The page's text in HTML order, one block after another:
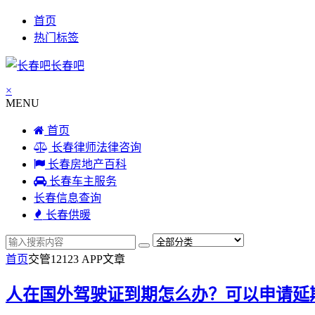
首页
热门标签
长春吧
×
MENU
首页
长春律师法律咨询
长春房地产百科
长春车主服务
长春信息查询
长春供暖
首页交管12123 APP文章
人在国外驾驶证到期怎么办？可以申请延